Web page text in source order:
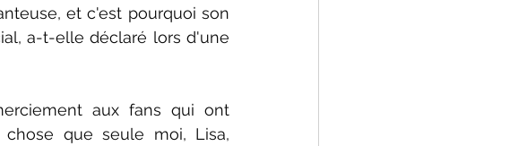
et c'est pourquoi son
a-t-elle déclaré lors d'une
aux fans qui ont
que seule moi, Lisa,